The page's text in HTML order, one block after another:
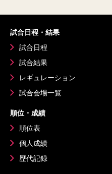
試合日程・結果
試合日程
試合結果
レギュレーション
試合会場一覧
順位・成績
順位表
個人成績
歴代記録